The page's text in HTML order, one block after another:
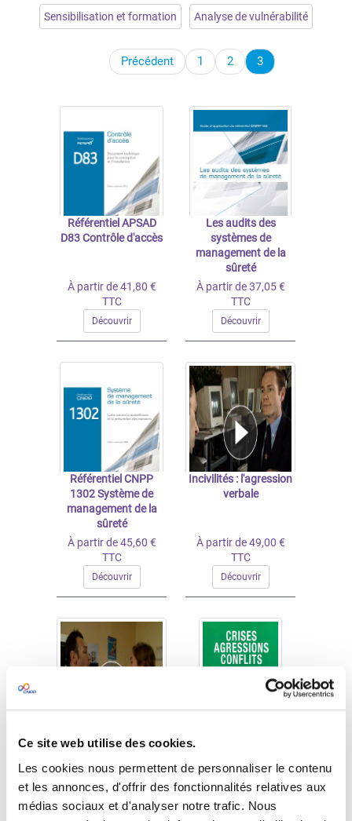
Ce site web utilise des cookies.
Les cookies nous permettent de personnaliser le contenu
et les annonces, d'offrir des fonctionnalités relatives aux
médias sociaux et d'analyser notre trafic. Nous
Sensibilisation et formation Analyse de vulnérabilité
Précédent 1 2 3
Référentiel APSAD
D83 Contrôle d'accès
À partir de 41,80 €
TTC
Découvrir
Les audits des
systèmes de
management de la
sûreté
À partir de 37,05 €
TTC
Découvrir
Référentiel CNPP
1302 Système de
management de la
sûreté
À partir de 45,60 €
TTC
Découvrir
Incivilités : l'agression
verbale
À partir de 49,00 €
TTC
Découvrir
physique
TTC
TTC